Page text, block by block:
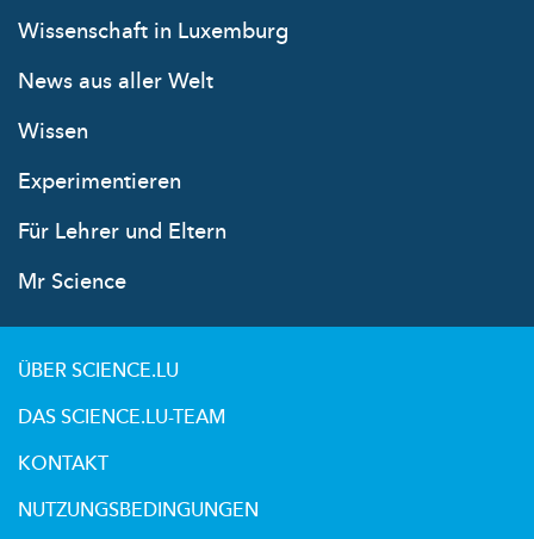
Wissenschaft in Luxemburg
News aus aller Welt
Wissen
Experimentieren
Für Lehrer und Eltern
Mr Science
ÜBER SCIENCE.LU
DAS SCIENCE.LU-TEAM
KONTAKT
NUTZUNGSBEDINGUNGEN